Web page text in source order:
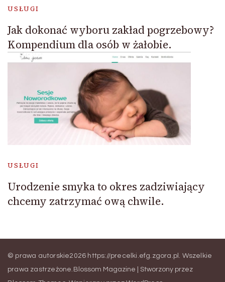
USŁUGI
Jak dokonać wyboru zakład pogrzebowy?
Kompendium dla osób w żałobie.
USŁUGI
Urodzenie smyka to okres zadziwiający
chcemy zatrzymać ową chwile.
© prawa autorskie2026 https://precelki.efg.zgora.pl . Wszelkie
prawa zastrzeżone. Blossom Magazine | Stworzony przez